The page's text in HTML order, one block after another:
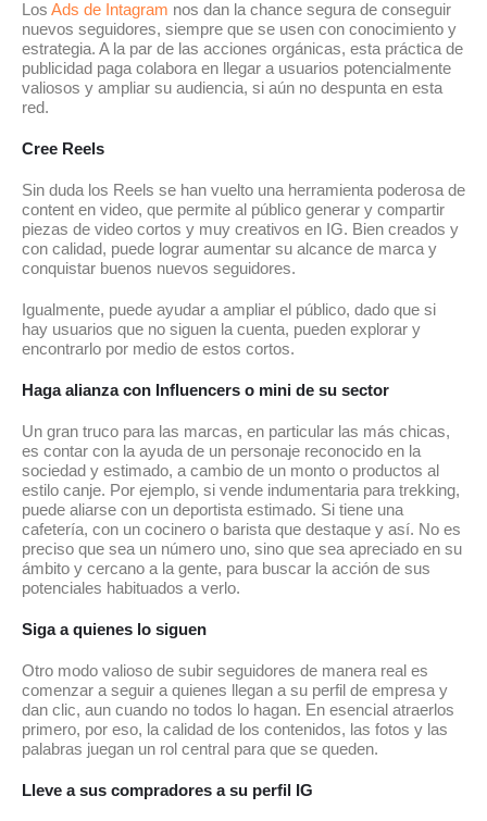
Los Ads de Intagram nos dan la chance segura de conseguir
nuevos seguidores, siempre que se usen con conocimiento y
estrategia. A la par de las acciones orgánicas, esta práctica de
publicidad paga colabora en llegar a usuarios potencialmente
valiosos y ampliar su audiencia, si aún no despunta en esta
red.
Cree Reels
Sin duda los Reels se han vuelto una herramienta poderosa de
content en video, que permite al público generar y compartir
piezas de video cortos y muy creativos en IG. Bien creados y
con calidad, puede lograr aumentar su alcance de marca y
conquistar buenos nuevos seguidores.
Igualmente, puede ayudar a ampliar el público, dado que si
hay usuarios que no siguen la cuenta, pueden explorar y
encontrarlo por medio de estos cortos.
Haga alianza con Influencers o mini de su sector
Un gran truco para las marcas, en particular las más chicas,
es contar con la ayuda de un personaje reconocido en la
sociedad y estimado, a cambio de un monto o productos al
estilo canje. Por ejemplo, si vende indumentaria para trekking,
puede aliarse con un deportista estimado. Si tiene una
cafetería, con un cocinero o barista que destaque y así. No es
preciso que sea un número uno, sino que sea apreciado en su
ámbito y cercano a la gente, para buscar la acción de sus
potenciales habituados a verlo.
Siga a quienes lo siguen
Otro modo valioso de subir seguidores de manera real es
comenzar a seguir a quienes llegan a su perfil de empresa y
dan clic, aun cuando no todos lo hagan. En esencial atraerlos
primero, por eso, la calidad de los contenidos, las fotos y las
palabras juegan un rol central para que se queden.
Lleve a sus compradores a su perfil IG